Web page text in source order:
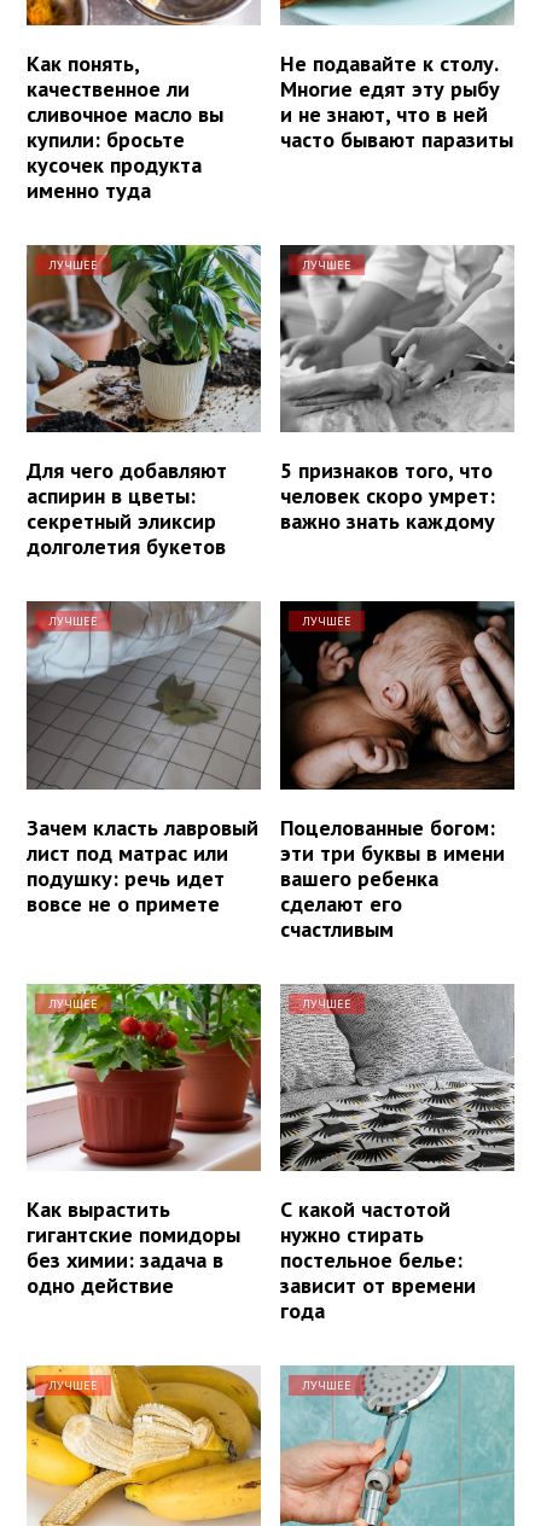
Как понять,
качественное ли
сливочное масло вы
купили: бросьте
кусочек продукта
именно туда
Не подавайте к столу.
Многие едят эту рыбу
и не знают, что в ней
часто бывают паразиты
ЛУЧШЕЕ
Для чего добавляют
аспирин в цветы:
секретный эликсир
долголетия букетов
ЛУЧШЕЕ
5 признаков того, что
человек скоро умрет:
важно знать каждому
ЛУЧШЕЕ
Зачем класть лавровый
лист под матрас или
подушку: речь идет
вовсе не о примете
ЛУЧШЕЕ
Поцелованные богом:
эти три буквы в имени
вашего ребенка
сделают его
счастливым
ЛУЧШЕЕ
Как вырастить
гигантские помидоры
без химии: задача в
одно действие
ЛУЧШЕЕ
С какой частотой
нужно стирать
постельное белье:
зависит от времени
года
ЛУЧШЕЕ ЛУЧШЕЕ